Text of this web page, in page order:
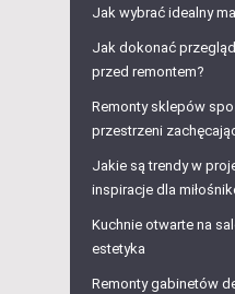
Jak wybrać idealny
Jak dokonać
przed remontem?
Remonty sklepów
przestrzeni
Jakie są trendy w
inspiracje dla
Kuchnie otwarte na
estetyka
Remonty gabinetów